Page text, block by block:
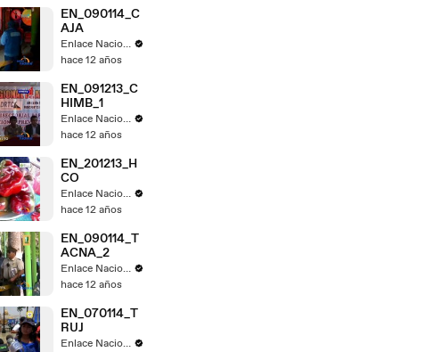
EN_090114_C
AJA
Enlace Nacional
hace 12 años
EN_091213_C
HIMB_1
Enlace Nacional
hace 12 años
EN_201213_H
CO
Enlace Nacional
hace 12 años
EN_090114_T
ACNA_2
Enlace Nacional
hace 12 años
EN_070114_T
RUJ
Enlace Nacional